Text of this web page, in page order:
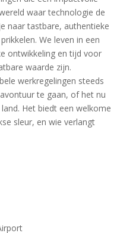
waar technologie de
naar tastbare, authentieke
We leven in een
ontwikkeling en tijd voor
waarde zijn.
werkregelingen steeds
te gaan, of het nu
Het biedt een welkome
sleur, en wie verlangt